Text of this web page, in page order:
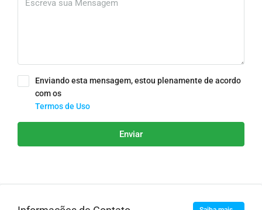
Enviando esta mensagem, estou plenamente de acordo
com os
Termos de Uso
Enviar